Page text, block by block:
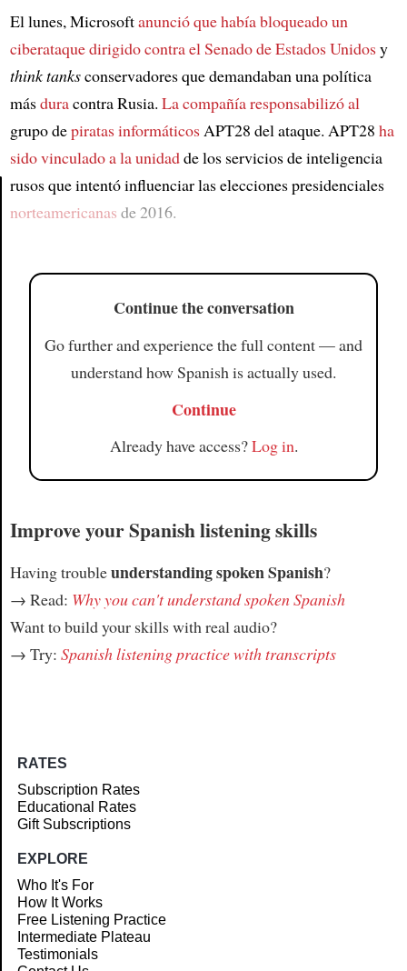
El lunes, Microsoftanunció que había bloqueadoun
ciberataquedirigido contrael Senado de Estados Unidosy
think tanksconservadores que demandaban una política
másduracontra Rusia. La compañíaresponsabilizó al
grupo depiratas informáticosAPT28 del ataque. APT28 ha
sido vinculado ala unidadde los servicios de inteligencia
rusos que intentó influenciar las elecciones presidenciales
norteamericanas de 2016.
Continue the conversation
Go further and experience the full content — and
understand how Spanish is actually used.
Continue
Already have access?Log in.
Improve your Spanish listening skills
Having troubleunderstanding spoken Spanish?
→ Read: Why you can't understand spoken Spanish
Want to build your skills with real audio?
→ Try: Spanish listening practice with transcripts
RATES
Subscription Rates
Educational Rates
Gift Subscriptions
EXPLORE
Who It's For
How It Works
Free Listening Practice
Intermediate Plateau
Testimonials